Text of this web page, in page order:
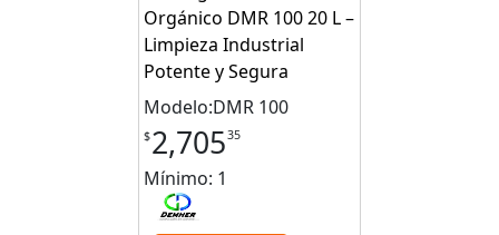
Orgánico DMR 100 20 L –
Limpieza Industrial
Potente y Segura
Modelo:DMR 100
$2,70535
Mínimo: 1